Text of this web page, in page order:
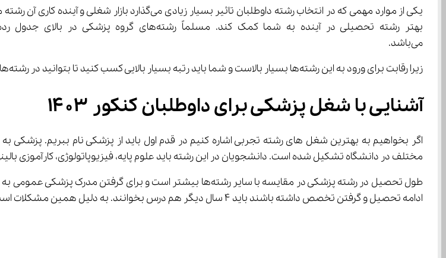
یکی از موارد مهمی که در انتخاب رشته داوطلبان تاثیر بسیار زیادی می‌گذارد بازار شغلی و آینده کاری آن رشته مورد نظر می‌باشد. اطلاع داشتن از
می‌باشد.
زیرا رقابت برای ورود به این رشته‌ها بسیار بالاست و شما باید رتبه بسیار بالایی کسب کنید تا بتوانید در رشته‌های پزشکی در دانشگاه مشغول به تحصیل شوید.
آشنایی با شغل پزشکی برای داوطلبان کنکور ۱۴۰۳
مختلف در دانشگاه تشکیل شده است. دانشجویان در این رشته باید علوم پایه، فیزیوپاتولوژی، کارآموزی
ادامه تحصیل و گرفتن تخصص داشته باشند باید ۴ سال دیگر هم درس بخوانند. به دلیل همین مشکلات است که در بین شغل ‌های رشته تجربی رشته‌های پزشکی بیشترین درآمد را دارند.